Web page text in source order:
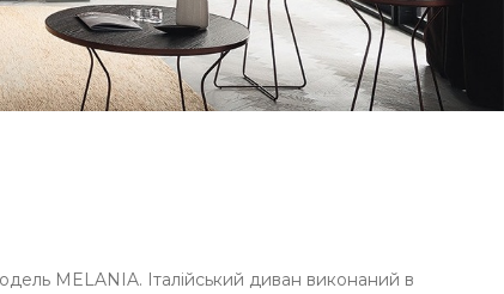
MELANIA. Італійський диван виконаний в